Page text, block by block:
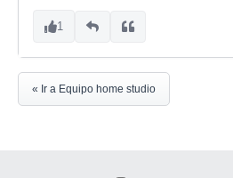
1
« Ir a Equipo home studio